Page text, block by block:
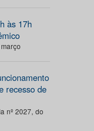
às 17h
recesso de
nº 2027, do